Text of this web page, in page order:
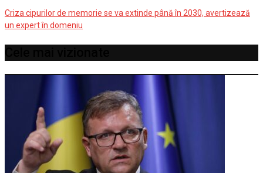
Criza cipurilor de memorie se va extinde până în 2030, avertizează
un expert în domeniu